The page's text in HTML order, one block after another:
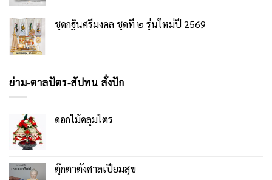
ชุดกฐินศรีมงคล ชุดที่ ๒ รุ่นใหม่ปี 2569
ย่าม-ตาลปัตร-สัปทน สั่งปัก
ดอกไม้คลุมไตร
ตุ๊กตาตั้งศาลเปี่ยมสุข